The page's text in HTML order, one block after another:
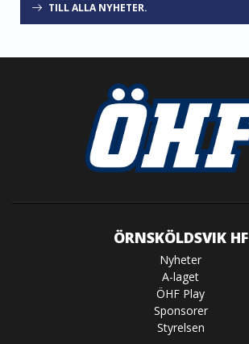
TILL ALLA NYHETER.
ÖRNSKÖLDSVIK HF
Nyheter
A-laget
ÖHF Play
Sponsorer
Styrelsen